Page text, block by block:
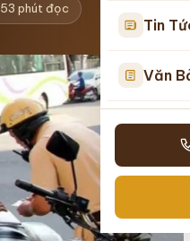
Tin
Văn
53 phút đọc